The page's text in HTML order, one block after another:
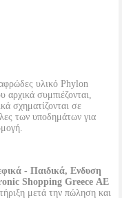
υλικό Phylon
συμπιέζονται,
σχηματίζονται σε
των υποδημάτων για
- Παιδικά, Ενδυση
Shopping Greece ΑΕ
μετά την πώληση και